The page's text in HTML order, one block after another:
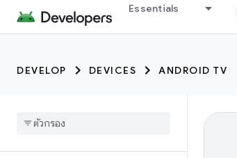
Essentials
DEVELOP DEVICES ANDROID TV